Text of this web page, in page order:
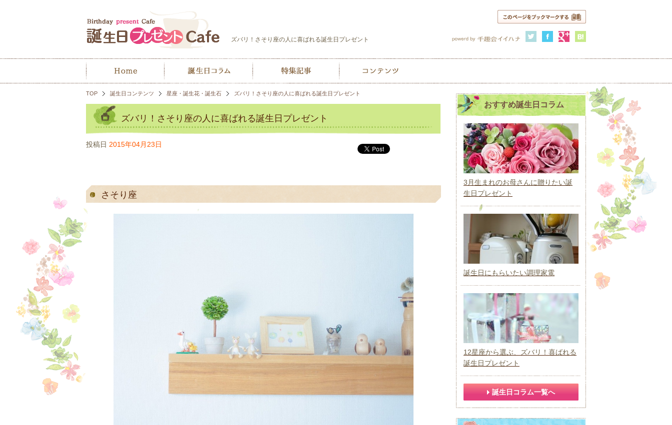
ズバリ！さそり座の人に喜ばれる誕生日プレゼント
TOP 誕生日コンテンツ 星座・誕生花・誕生石 ズバリ！さそり座の人に喜ばれる誕生日プレゼント
ズバリ！さそり座の人に喜ばれる誕生日プレゼント
投稿日 2015年04月23日
さそり座
おすすめ誕生日コラム
3月生まれのお母さんに贈りたい誕
生日プレゼント
誕生日にもらいたい調理家電
12星座から選ぶ、ズバリ！喜ばれる
誕生日プレゼント
誕生日コラム一覧へ